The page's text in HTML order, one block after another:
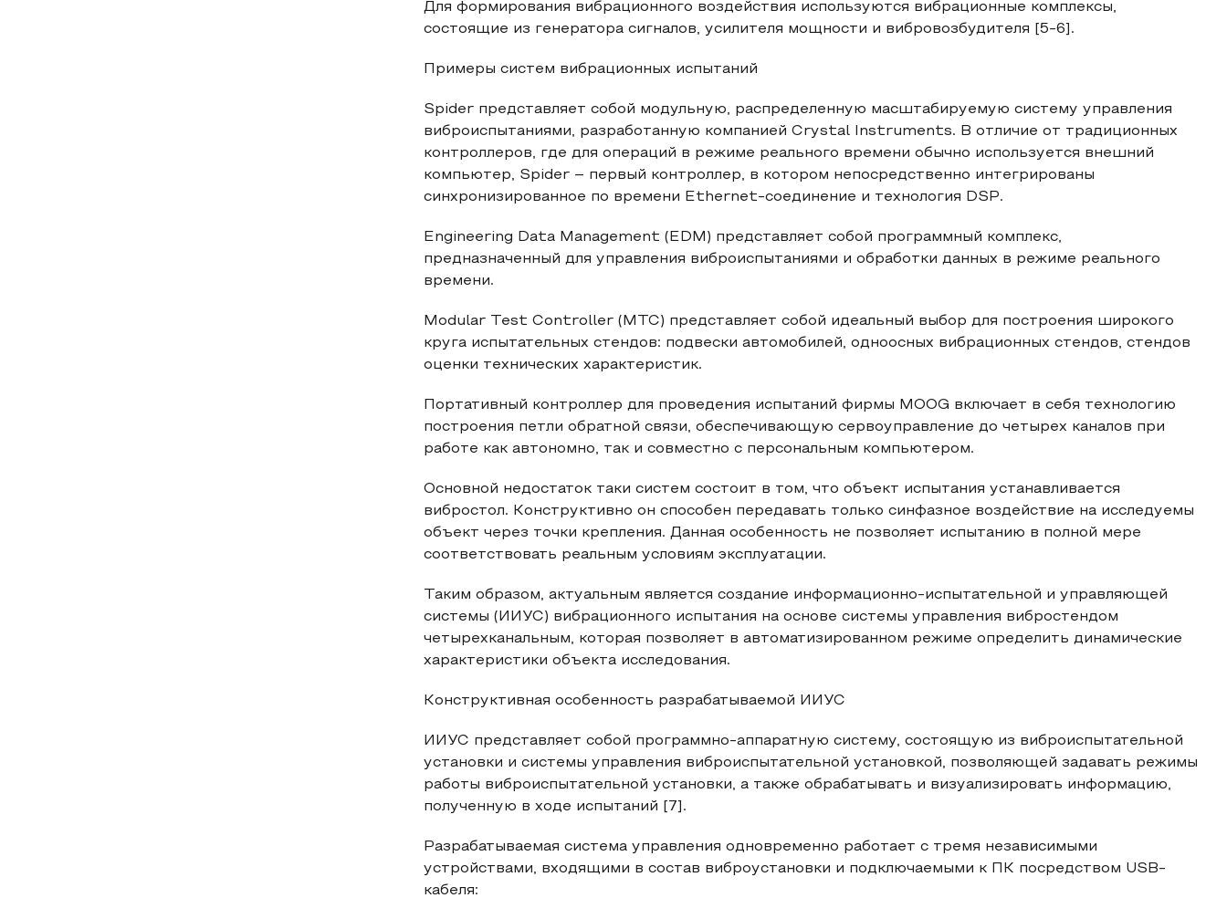
Для формирования вибрационного воздействия используются вибрационные комплексы,
состоящие из генератора сигналов, усилителя мощности и вибровозбудителя [5-6].
Примеры систем вибрационных испытаний
Spider представляет собой модульную, распределенную масштабируемую систему управления
виброиспытаниями, разработанную компанией Crystal Instruments. В отличие от традиционных
контроллеров, где для операций в режиме реального времени обычно используется внешний
компьютер, Spider – первый контроллер, в котором непосредственно интегрированы
синхронизированное по времени Ethernet-соединение и технология DSP.
Engineering Data Management (EDM) представляет собой программный комплекс,
предназначенный для управления виброиспытаниями и обработки данных в режиме реального
времени.
Modular Test Controller (MTC) представляет собой идеальный выбор для построения широкого
круга испытательных стендов: подвески автомобилей, одноосных вибрационных стендов, стендов
оценки технических характеристик.
Портативный контроллер для проведения испытаний фирмы MOOG включает в себя технологию
построения петли обратной связи, обеспечивающую сервоуправление до четырех каналов при
работе как автономно, так и совместно с персональным компьютером.
Основной недостаток таки систем состоит в том, что объект испытания устанавливается
вибростол. Конструктивно он способен передавать только синфазное воздействие на исследуемы
объект через точки крепления. Данная особенность не позволяет испытанию в полной мере
соответствовать реальным условиям эксплуатации.
Таким образом, актуальным является создание информационно-испытательной и управляющей
системы (ИИУС) вибрационного испытания на основе системы управления вибростендом
четырехканальным, которая позволяет в автоматизированном режиме определить динамические
характеристики объекта исследования.
Конструктивная особенность разрабатываемой ИИУС
ИИУС представляет собой программно-аппаратную систему, состоящую из виброиспытательной
установки и системы управления виброиспытательной установкой, позволяющей задавать режимы
работы виброиспытательной установки, а также обрабатывать и визуализировать информацию,
полученную в ходе испытаний [7].
Разрабатываемая система управления одновременно работает с тремя независимыми
устройствами, входящими в состав виброустановки и подключаемыми к ПК посредством USB-
кабеля: